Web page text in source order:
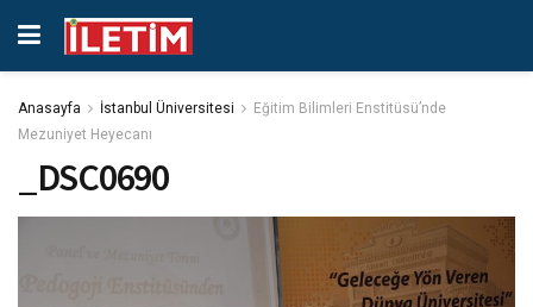
Anasayfa İstanbul Üniversitesi
Eğitim Bilimleri Enstitüsü’nde
Mezuniyet Heyecanı
_DSC0690